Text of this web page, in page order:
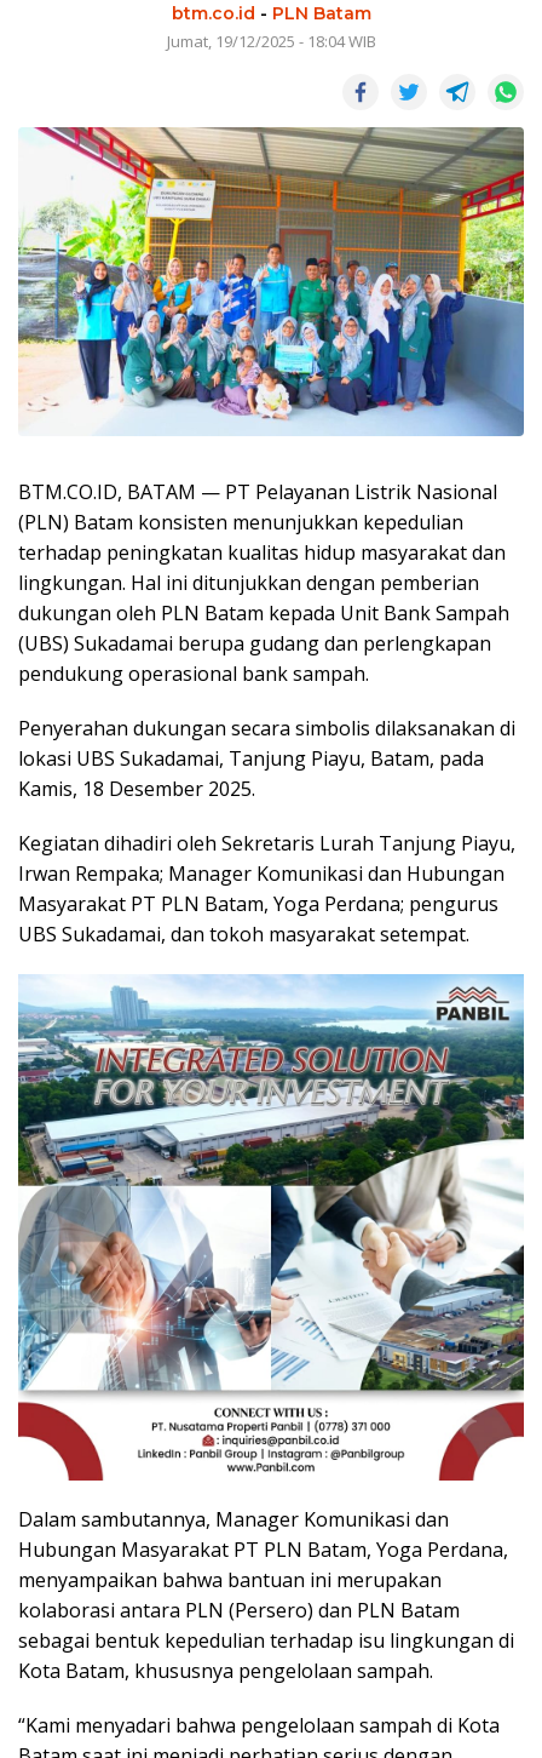
btm.co.id - PLN Batam
Jumat, 19/12/2025 - 18:04 WIB
BTM.CO.ID, BATAM — PT Pelayanan Listrik Nasional
(PLN) Batam konsisten menunjukkan kepedulian
terhadap peningkatan kualitas hidup masyarakat dan
lingkungan. Hal ini ditunjukkan dengan pemberian
dukungan oleh PLN Batam kepada Unit Bank Sampah
(UBS) Sukadamai berupa gudang dan perlengkapan
pendukung operasional bank sampah.
Penyerahan dukungan secara simbolis dilaksanakan di
lokasi UBS Sukadamai, Tanjung Piayu, Batam, pada
Kamis, 18 Desember 2025.
Kegiatan dihadiri oleh Sekretaris Lurah Tanjung Piayu,
Irwan Rempaka; Manager Komunikasi dan Hubungan
Masyarakat PT PLN Batam, Yoga Perdana; pengurus
UBS Sukadamai, dan tokoh masyarakat setempat.
Dalam sambutannya, Manager Komunikasi dan
Hubungan Masyarakat PT PLN Batam, Yoga Perdana,
menyampaikan bahwa bantuan ini merupakan
kolaborasi antara PLN (Persero) dan PLN Batam
sebagai bentuk kepedulian terhadap isu lingkungan di
Kota Batam, khususnya pengelolaan sampah.
“Kami menyadari bahwa pengelolaan sampah di Kota